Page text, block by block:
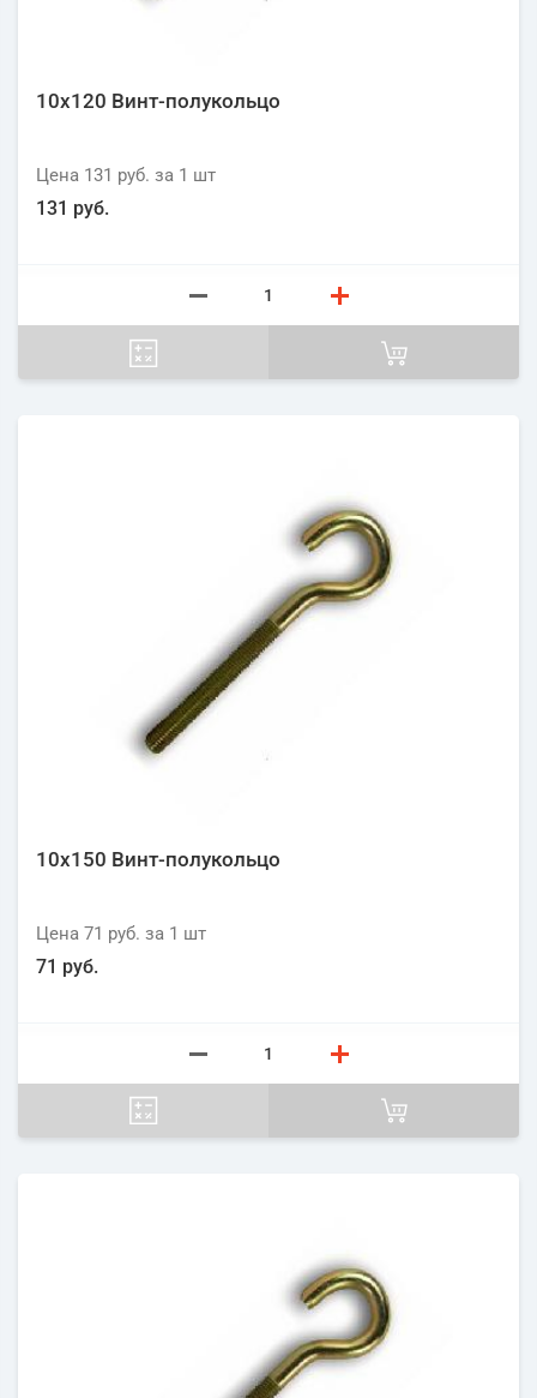
10х120 Винт-полукольцо
Цена 131 руб. за 1 шт
131 руб.
10х150 Винт-полукольцо
Цена 71 руб. за 1 шт
71 руб.